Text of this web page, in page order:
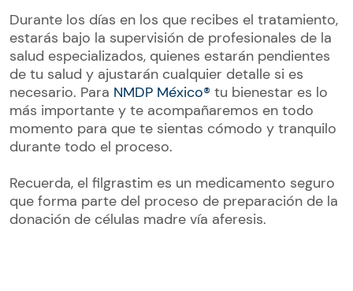
Durante los días en los que recibes el tratamiento,
estarás bajo la supervisión de profesionales de la
salud especializados, quienes estarán pendientes
de tu salud y ajustarán cualquier detalle si es
necesario. Para NMDP México® tu bienestar es lo
más importante y te acompañaremos en todo
momento para que te sientas cómodo y tranquilo
durante todo el proceso.
Recuerda, el filgrastim es un medicamento seguro
que forma parte del proceso de preparación de la
donación de células madre vía aferesis.